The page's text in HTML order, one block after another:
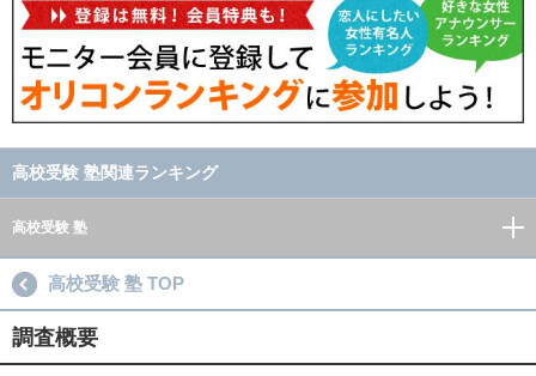
高校受験 塾関連ランキング
高校受験 塾
高校受験 塾 TOP
調査概要